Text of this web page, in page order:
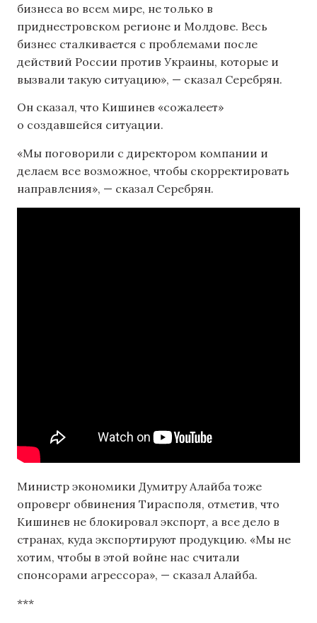
бизнеса во всем мире, не только в
приднестровском регионе и Молдове. Весь
бизнес сталкивается с проблемами после
действий России против Украины, которые и
вызвали такую ситуацию», — сказал Серебрян.
Он сказал, что Кишинев «сожалеет»
о создавшейся ситуации.
«Мы поговорили с директором компании и
делаем все возможное, чтобы скорректировать
направления», — сказал Серебрян.
Министр экономики Думитру Алайба тоже
опроверг обвинения Тирасполя, отметив, что
Кишинев не блокировал экспорт, а все дело в
странах, куда экспортируют продукцию. «Мы не
хотим, чтобы в этой войне нас считали
спонсорами агрессора», — сказал Алайба.
***